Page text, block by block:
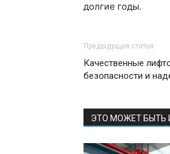
долгие годы.
Предыдущая статья
Качественные
безопасности и
ЭТО МОЖЕТ БЫТЬ